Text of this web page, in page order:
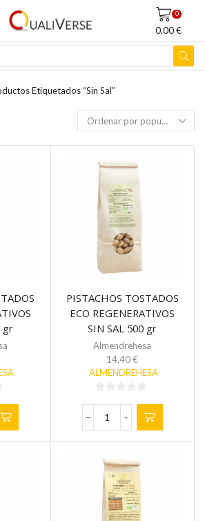
0
0,00€
BÚSQUEDA
Etiquetados “sin Sal”
gr
PISTACHOS TOSTADOS
ECO REGENERATIVOS
SIN SAL 500 gr
Almendrehesa
14,40€
ALMENDREHESA
de
5
PISTACHOS
REGENERATIVOS
SIN
SAL
500
gr